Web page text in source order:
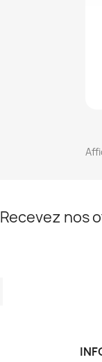
Recevez nos